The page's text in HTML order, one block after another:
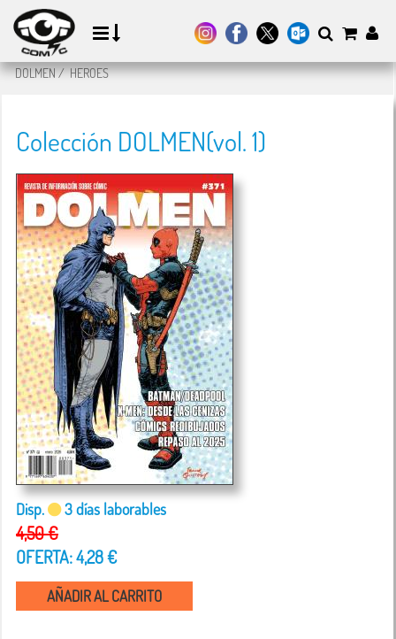
DOLMEN/HEROES
Colección DOLMEN(vol. 1)
Disp. 3 días laborables
4,50 €
OFERTA: 4,28 €
AÑADIR AL CARRITO